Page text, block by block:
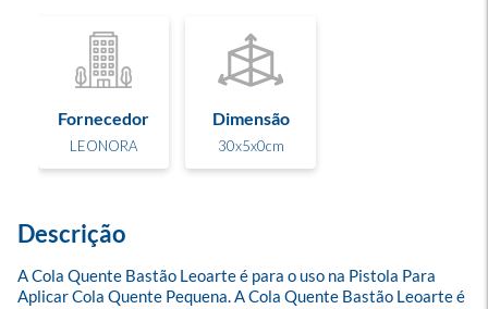
Fornecedor
LEONORA
Dimensão
30x5x0cm
Descrição
A Cola Quente Bastão Leoarte é para o uso na Pistola Para
Aplicar Cola Quente Pequena. A Cola Quente Bastão Leoarte é